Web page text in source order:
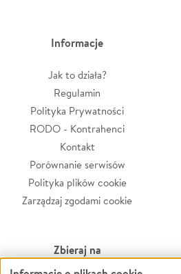
Informacje
Jak to działa?
Regulamin
Polityka Prywatności
RODO - Kontrahenci
Kontakt
Porównanie serwisów
Polityka plików cookie
Zarządzaj zgodami cookie
Zbieraj na